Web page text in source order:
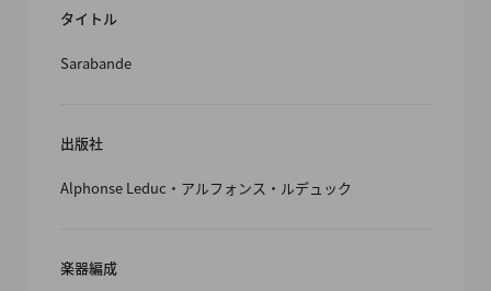
タイトル
Sarabande
出版社
Alphonse Leduc・アルフォンス・ルデュック
楽器編成